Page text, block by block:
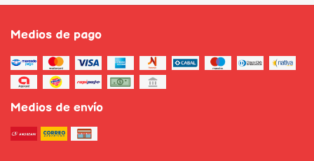
Medios de pago
Medios de envío